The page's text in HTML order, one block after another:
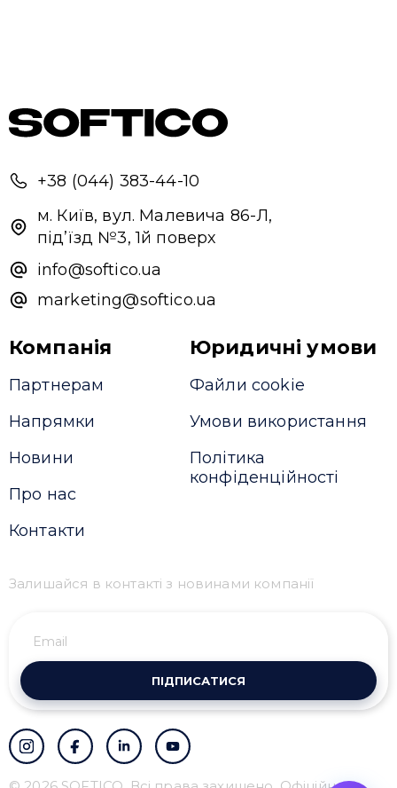
+38 (044) 383-44-10
м. Київ, вул. Малевича 86-Л,
під’їзд №3, 1й поверх
info@softico.ua
marketing@softico.ua
Компанія
Партнерам
Напрямки
Новини
Про нас
Контакти
Юридичні умови
Файли cookie
Умови використання
Політика
конфіденційності
Залишайся в контакті з новинами компанії
ПІДПИСАТИСЯ